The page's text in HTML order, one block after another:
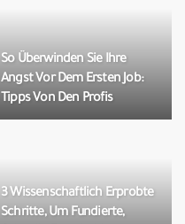
So Überwinden Sie Ihre
Angst Vor Dem Ersten Job:
Tipps Von Den Profis
3 Wissenschaftlich Erprobte
Schritte, Um Fundierte,